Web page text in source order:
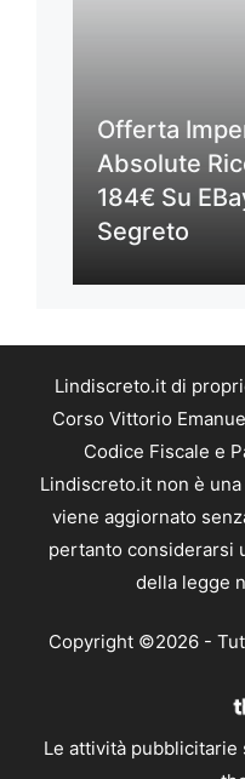
Offerta
Absolute
184€ Su
Segreto
Lindiscreto.it di
Corso Vittorio
Codice Fiscale e
Lindiscreto.it non è
viene aggiornato
pertanto considerarsi
della legge
Copyright ©2026 -
Le attività